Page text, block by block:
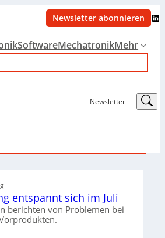
Newsletter abonnieren LinkedIn
SoftwareMechatronikMehr
Newsletter LinkedIn
entspannt sich im Juli
berichten von Problemen bei